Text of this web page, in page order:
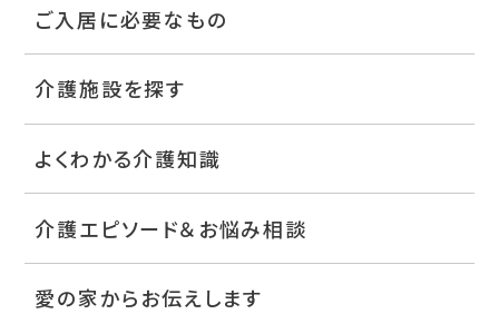
ご入居に必要なもの
介護施設を探す
よくわかる介護知識
介護エピソード＆お悩み相談
愛の家からお伝えします